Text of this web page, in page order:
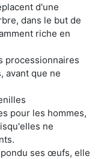
d'une
dans le but de
riche en
processionnaires
avant que ne
pour les hommes,
ne
ses œufs, elle